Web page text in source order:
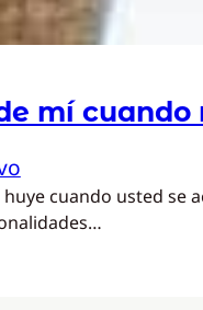
mí cuando
cuando usted se